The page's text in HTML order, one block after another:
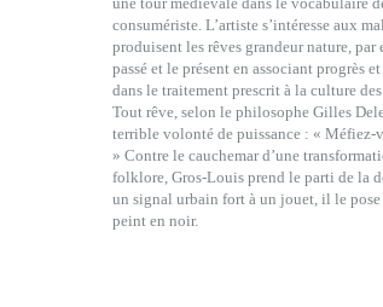
consumériste. L’artiste s’intéresse aux
produisent les rêves grandeur nature, par
passé et le présent en associant progrès
dans le traitement prescrit à la culture
Tout rêve, selon le philosophe Gilles
terrible volonté de puissance : « Méfiez-
» Contre le cauchemar d’une
folklore, Gros-Louis prend le parti de la
un signal urbain fort à un jouet, il le
peint en noir.